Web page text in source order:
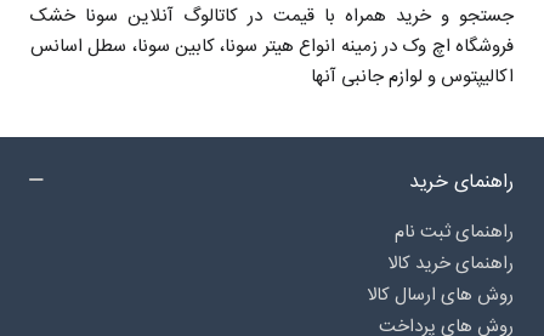
جستجو و خرید همراه با قیمت در کاتالوگ آنلاین سونا خشک
فروشگاه اچ وک در زمینه انواع هیتر سونا، کابین سونا، سطل اسانس
اکالیپتوس و لوازم جانبی آنها
راهنمای خرید
راهنمای ثبت نام
راهنمای خرید کالا
روش های ارسال کالا
روش های پرداخت